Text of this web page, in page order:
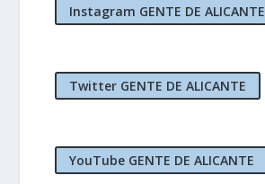
Instagram GENTE DE ALICANTE
Twitter GENTE DE ALICANTE
YouTube GENTE DE ALICANTE